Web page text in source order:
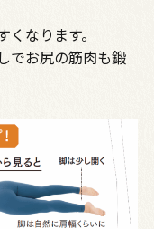
なります。
でお尻の筋肉も鍛